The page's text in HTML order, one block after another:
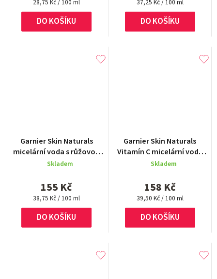
cena:
28,75 Kč / 100 ml
DO KOŠÍKU
cena:
37,25 Kč / 100 ml
DO KOŠÍKU
Garnier Skin Naturals
micelární voda s růžovou
vodou 400 ml
Skladem
155 Kč
Měrná
cena:
38,75 Kč / 100 ml
DO KOŠÍKU
Garnier Skin Naturals
Vitamín C micelární voda
unavenou pleť 400 ml
Skladem
158 Kč
Měrná
cena:
39,50 Kč / 100 ml
DO KOŠÍKU